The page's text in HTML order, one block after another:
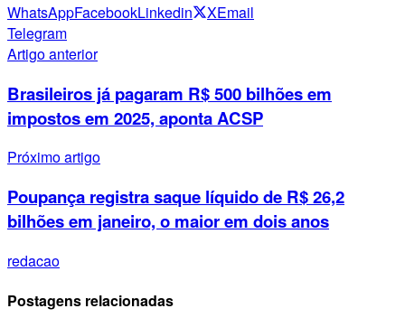
WhatsAppFacebookLinkedin XEmail
Telegram
Artigo anterior
Brasileiros já pagaram R$ 500 bilhões em
impostos em 2025, aponta ACSP
Próximo artigo
Poupança registra saque líquido de R$ 26,2
bilhões em janeiro, o maior em dois anos
redacao
Postagens relacionadas